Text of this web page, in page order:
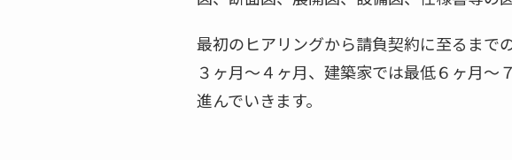
最初のヒアリングから請負契約に至るまで
３ヶ月～４ヶ月、建築家では最低６ヶ月
進んでいきます。